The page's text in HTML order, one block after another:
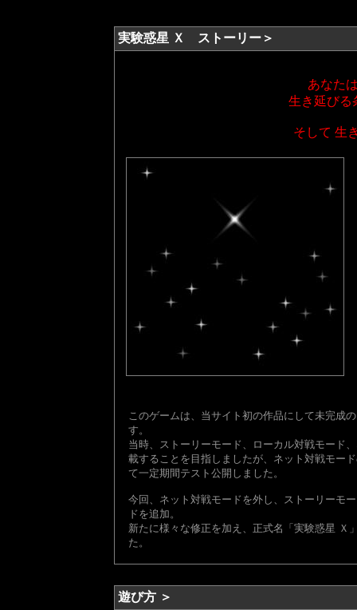
実験惑星 Ｘ ストーリー＞
あなた
生き延びる
そして 生
このゲームは、当サイト初の作品にして未完成
す。
当時、ストーリーモード、ローカル対戦モード
載することを目指しましたが、ネット対戦モー
て一定期間テスト公開しました。
今回、ネット対戦モードを外し、ストーリーモ
ドを追加。
新たに様々な修正を加え、正式名「実験惑星 Ｘ
た。
遊び方 ＞